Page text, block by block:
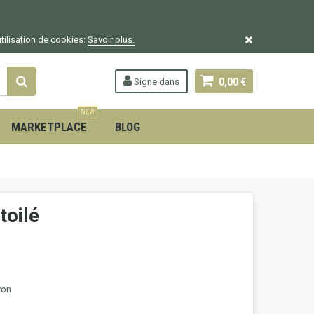
de cookies: Savoir plus.
0,00 €
Signe dans
MARKETPLACE
NEW
BLOG